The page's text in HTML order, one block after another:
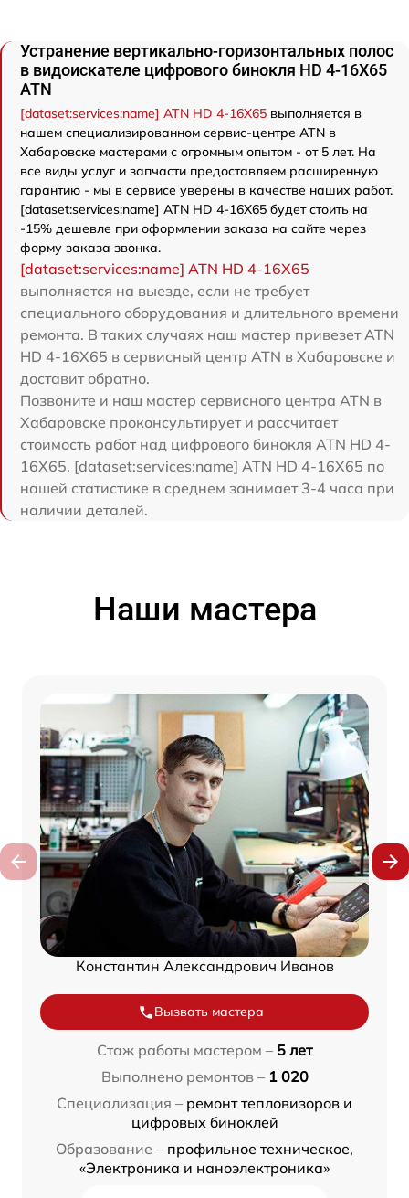
Устранение вертикально-горизонтальных полос
в видоискателе цифрового бинокля HD 4-16X65
ATN
[dataset:services:name] ATN HD 4-16X65 выполняется в
нашем специализированном сервис-центре ATN в
Хабаровске мастерами с огромным опытом - от 5 лет. На
все виды услуг и запчасти предоставляем расширенную
гарантию - мы в сервисе уверены в качестве наших работ.
[dataset:services:name] ATN HD 4-16X65 будет стоить на
-15% дешевле при оформлении заказа на сайте через
форму заказа звонка.
[dataset:services:name] ATN HD 4-16X65
выполняется на выезде, если не требует
специального оборудования и длительного времени
ремонта. В таких случаях наш мастер привезет ATN
HD 4-16X65 в сервисный центр ATN в Хабаровске и
доставит обратно.
Позвоните и наш мастер сервисного центра ATN в
Хабаровске проконсультирует и рассчитает
стоимость работ над цифрового бинокля ATN HD 4-
16X65. [dataset:services:name] ATN HD 4-16X65 по
нашей статистике в среднем занимает 3-4 часа при
наличии деталей.
Наши мастера
Константин Александрович Иванов
Вызвать мастера
Стаж работы мастером – 5 лет
Выполнено ремонтов – 1 020
Специализация – ремонт тепловизоров и
цифровых биноклей
Образование – профильное техническое,
«Электроника и наноэлектроника»